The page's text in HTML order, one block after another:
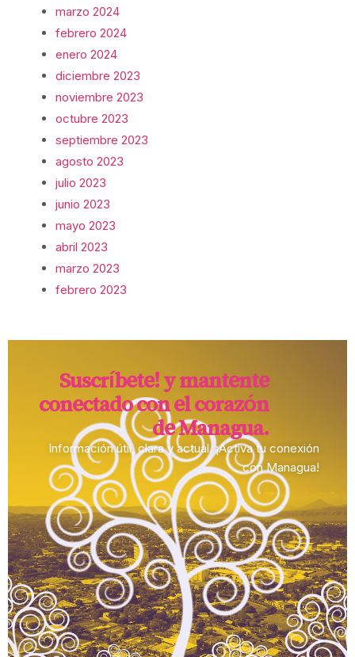
marzo 2024
febrero 2024
enero 2024
diciembre 2023
noviembre 2023
octubre 2023
septiembre 2023
agosto 2023
julio 2023
junio 2023
mayo 2023
abril 2023
marzo 2023
febrero 2023
Suscríbete! y mantente
conectado con el corazón
de Managua.​
Información útil, clara y actual. ¡Activa tu conexión
con Managua!